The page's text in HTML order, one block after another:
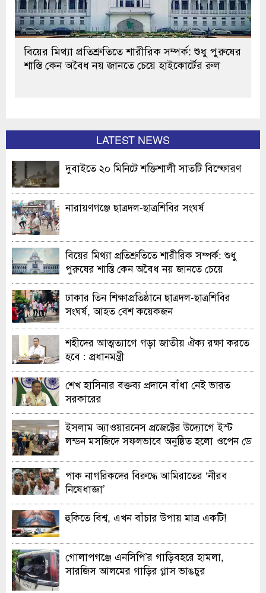
বিয়ের মিথ্যা প্রতিশ্রুতিতে শারীরিক সম্পর্ক: শুধু পুরুষের
শাস্তি কেন অবৈধ নয় জানতে চেয়ে হাইকোর্টের রুল
LATEST NEWS
দুবাইতে ২০ মিনিটে শক্তিশালী সাতটি বিস্ফোরণ
নারায়ণগঞ্জে ছাত্রদল-ছাত্রশিবির সংঘর্ষ
বিয়ের মিথ্যা প্রতিশ্রুতিতে শারীরিক সম্পর্ক: শুধু
পুরুষের শাস্তি কেন অবৈধ নয় জানতে চেয়ে
হাইকোর্টের রুল
ঢাকার তিন শিক্ষাপ্রতিষ্ঠানে ছাত্রদল-ছাত্রশিবির
সংঘর্ষ, আহত বেশ কয়েকজন
শহীদের আত্মত্যাগে গড়া জাতীয় ঐক্য রক্ষা করতে
হবে : প্রধানমন্ত্রী
শেখ হাসিনার বক্তব্য প্রদানে বাঁধা নেই ভারত
সরকারের
ইসলাম অ্যাওয়ারনেস প্রজেক্টের উদ্যোগে ইস্ট
লন্ডন মসজিদে সফলভাবে অনুষ্ঠিত হলো ওপেন ডে
পাক নাগরিকদের বিরুদ্ধে আমিরাতের ‘নীরব
নিষেধাজ্ঞা’
হুকিতে বিশ্ব, এখন বাঁচার উপায় মাত্র একটি!
গোলাপগঞ্জে এনসিপি’র গাড়িবহরে হামলা,
সারজিস আলমের গাড়ির গ্লাস ভাঙচুর